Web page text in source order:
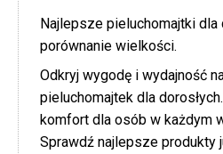
Najlepsze pieluchomajtki dla
porównanie wielkości.
Odkryj wygodę i wydajność
pieluchomajtek dla
komfort dla osób w każdym
Sprawdź najlepsze produkty